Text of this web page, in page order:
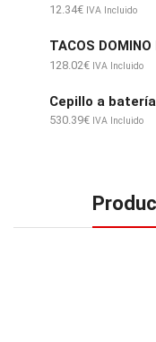
12.34€ IVA Incluido
TACOS
128.02€ IVA Incluido
Cepillo a
530.39€ IVA Incluido